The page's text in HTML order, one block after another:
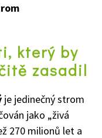
který by
zasadil
je jedinečný strom
jako „živá
270 milionů let a